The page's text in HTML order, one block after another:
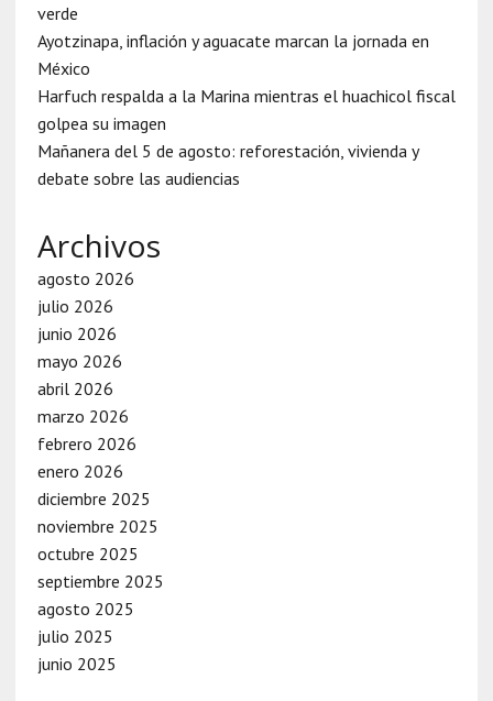
verde
Ayotzinapa, inflación y aguacate marcan la jornada en
México
Harfuch respalda a la Marina mientras el huachicol fiscal
golpea su imagen
Mañanera del 5 de agosto: reforestación, vivienda y
debate sobre las audiencias
Archivos
agosto 2026
julio 2026
junio 2026
mayo 2026
abril 2026
marzo 2026
febrero 2026
enero 2026
diciembre 2025
noviembre 2025
octubre 2025
septiembre 2025
agosto 2025
julio 2025
junio 2025